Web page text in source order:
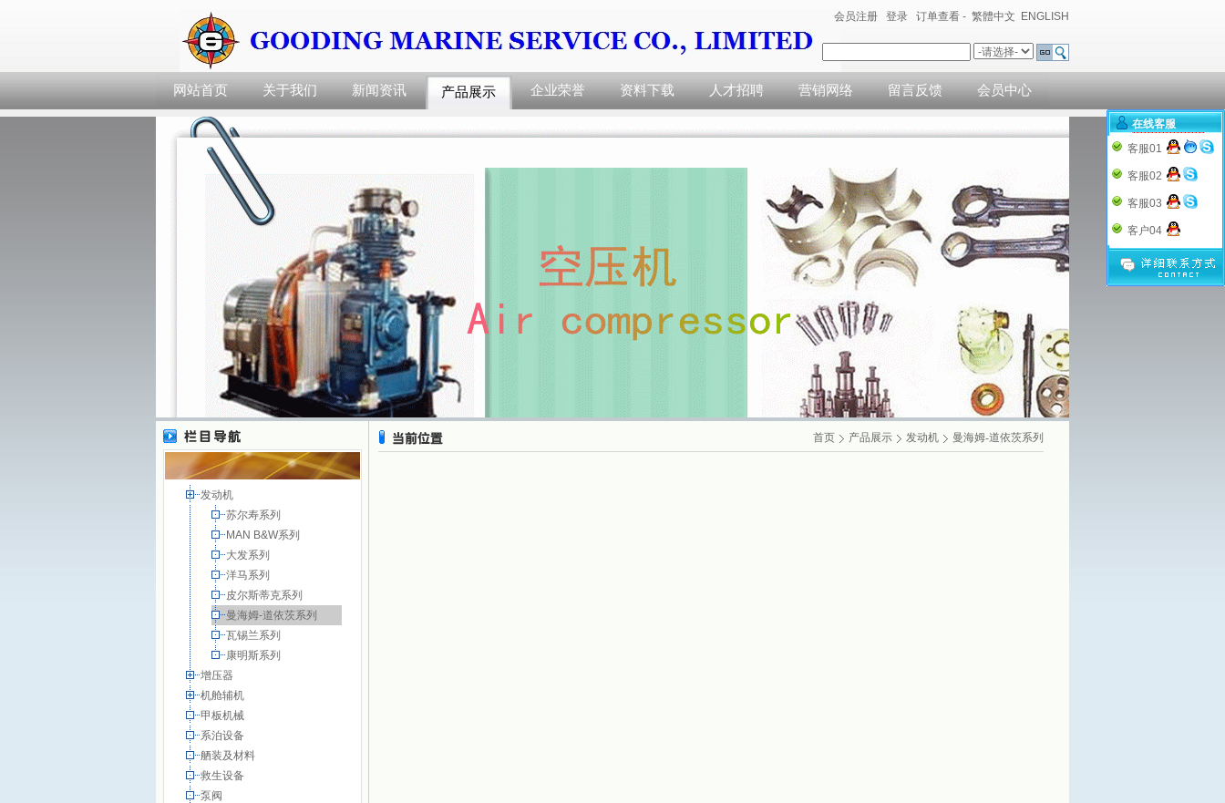
会员注册 登录 订单查看 - 繁體中文 ENGLISH
网站首页 关于我们 新闻资讯 产品展示 企业荣誉 资料下载 人才招聘 营销网络 留言反馈 会员中心
发动机
苏尔寿系列
MAN B&W系列
大发系列
洋马系列
皮尔斯蒂克系列
曼海姆-道依茨系列
瓦锡兰系列
康明斯系列
增压器
机舱辅机
甲板机械
系泊设备
舾装及材料
救生设备
泵阀
首页 产品展示 发动机 曼海姆-道依茨系列
在线客服
客服01
客服02
客服03
客户04